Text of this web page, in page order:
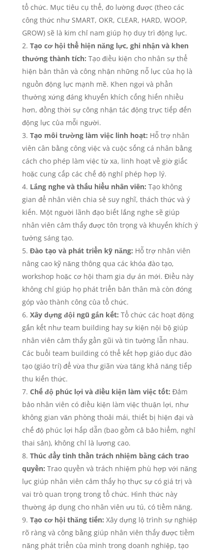
tổ chức. Mục tiêu cụ thể, đo lường được (theo các
công thức như SMART, OKR, CLEAR, HARD, WOOP,
GROW) sẽ là kim chỉ nam giúp họ duy trì động lực.
Tạo cơ hội thể hiện năng lực, ghi nhận và khen
thưởng thành tích: Tạo điều kiện cho nhân sự thể
hiện bản thân và công nhận những nỗ lực của họ là
nguồn động lực mạnh mẽ. Khen ngợi và phần
thưởng xứng đáng khuyến khích cống hiến nhiều
hơn, đồng thời sự công nhận tác động trực tiếp đến
động lực của mỗi người.
Tạo môi trường làm việc linh hoạt: Hỗ trợ nhân
viên cân bằng công việc và cuộc sống cá nhân bằng
cách cho phép làm việc từ xa, linh hoạt về giờ giấc
hoặc cung cấp các chế độ nghỉ phép hợp lý.
Lắng nghe và thấu hiểu nhân viên: Tạo không
gian để nhân viên chia sẻ suy nghĩ, thách thức và ý
kiến. Một người lãnh đạo biết lắng nghe sẽ giúp
nhân viên cảm thấy được tôn trọng và khuyến khích ý
tưởng sáng tạo.
Đào tạo và phát triển kỹ năng: Hỗ trợ nhân viên
nâng cao kỹ năng thông qua các khóa đào tạo,
workshop hoặc cơ hội tham gia dự án mới. Điều này
không chỉ giúp họ phát triển bản thân mà còn đóng
góp vào thành công của tổ chức.
Xây dựng đội ngũ gắn kết: Tổ chức các hoạt động
gắn kết như team building hay sự kiện nội bộ giúp
nhân viên cảm thấy gần gũi và tin tưởng lẫn nhau.
Các buổi team building có thể kết hợp giáo dục đào
tạo (giáo trí) để vừa thư giãn vừa tăng khả năng tiếp
thu kiến thức.
Chế độ phúc lợi và điều kiện làm việc tốt: Đảm
bảo nhân viên có điều kiện làm việc thuận lợi, như
không gian văn phòng thoải mái, thiết bị hiện đại và
chế độ phúc lợi hấp dẫn (bao gồm cả bảo hiểm, nghỉ
thai sản), không chỉ là lương cao.
Thúc đẩy tinh thần trách nhiệm bằng cách trao
quyền: Trao quyền và trách nhiệm phù hợp với năng
lực giúp nhân viên cảm thấy họ thực sự có giá trị và
vai trò quan trọng trong tổ chức. Hình thức này
thường áp dụng cho nhân viên ưu tú, có tiềm năng.
Tạo cơ hội thăng tiến: Xây dựng lộ trình sự nghiệp
rõ ràng và công bằng giúp nhân viên thấy được tiềm
năng phát triển của mình trong doanh nghiệp, tạo